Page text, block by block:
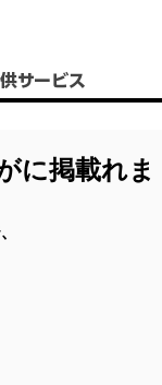
サービス
に掲載れま